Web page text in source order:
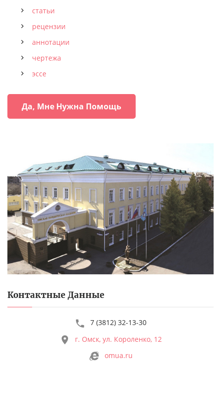
статьи
рецензии
аннотации
чертежа
эссе
Да, Мне Нужна Помощь
Контактные Данные
7 (3812) 32-13-30
г. Омск, ул. Короленко, 12
omua.ru